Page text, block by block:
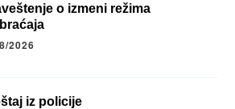
o izmeni režima
2026
iz policije